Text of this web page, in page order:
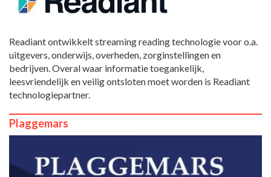
Readiant ontwikkelt streaming reading technologie voor o.a.
uitgevers, onderwijs, overheden, zorginstellingen en
bedrijven. Overal waar informatie toegankelijk,
leesvriendelijk en veilig ontsloten moet worden is Readiant
technologiepartner.
Plaggemars